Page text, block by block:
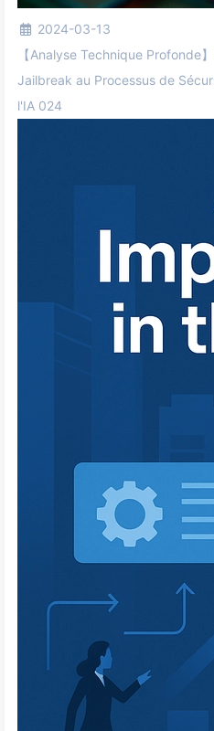
2024-03-13
【Analyse Technique Profonde
Jailbreak au Processus de
l'IA 024